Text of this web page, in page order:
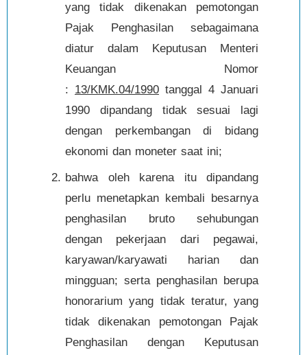
yang tidak dikenakan pemotongan
Pajak Penghasilan sebagaimana
diatur dalam Keputusan Menteri
Keuangan Nomor
: 13/KMK.04/1990 tanggal 4 Januari
1990 dipandang tidak sesuai lagi
dengan perkembangan di bidang
ekonomi dan moneter saat ini;
bahwa oleh karena itu dipandang
perlu menetapkan kembali besarnya
penghasilan bruto sehubungan
dengan pekerjaan dari pegawai,
karyawan/karyawati harian dan
mingguan; serta penghasilan berupa
honorarium yang tidak teratur, yang
tidak dikenakan pemotongan Pajak
Penghasilan dengan Keputusan